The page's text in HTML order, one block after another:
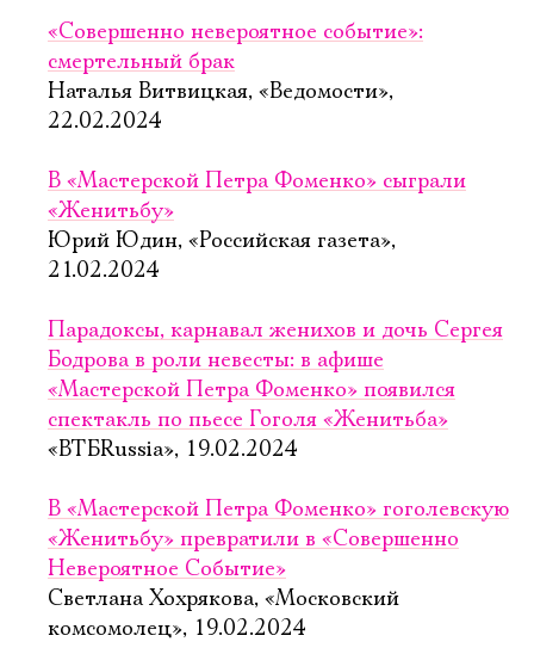
«Совершенно невероятное событие»:
смертельный брак
Наталья Витвицкая, «Ведомости»,
22.02.2024
В «Мастерской Петра Фоменко» сыграли
«Женитьбу»
Юрий Юдин, «Российская газета»,
21.02.2024
Парадоксы, карнавал женихов и дочь Сергея
Бодрова в роли невесты: в афише
«Мастерской Петра Фоменко» появился
спектакль по пьесе Гоголя «Женитьба»
«ВТБRussia», 19.02.2024
В «Мастерской Петра Фоменко» гоголевскую
«Женитьбу» превратили в «Совершенно
Невероятное Событие»
Светлана Хохрякова, «Московский
комсомолец», 19.02.2024